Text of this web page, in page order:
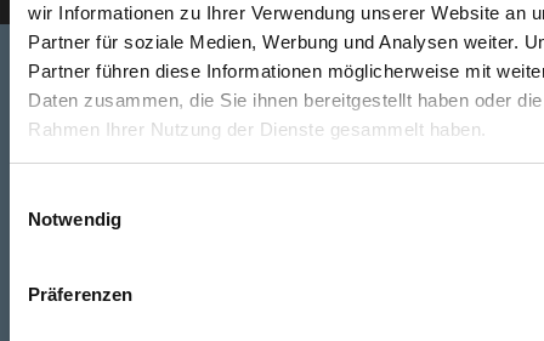
wir Informationen zu Ihrer Verwendung unserer Website an
Partner für soziale Medien, Werbung und Analysen weiter.
Partner führen diese Informationen möglicherweise mit
Daten zusammen, die Sie ihnen bereitgestellt haben oder
Rahmen Ihrer Nutzung der Dienste gesammelt haben.
Notwendig
Präferenzen
Telefon